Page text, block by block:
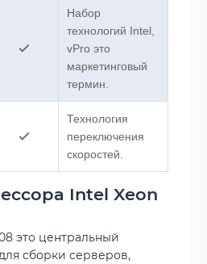
Набор
технологий Intel,
vPro это
маркетинговый
термин.
Технология
переключения
скоростей.
Intel Xeon
это центральный
сборки серверов,